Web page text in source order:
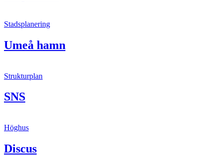
Stadsplanering
Umeå hamn
Strukturplan
SNS
Höghus
Discus